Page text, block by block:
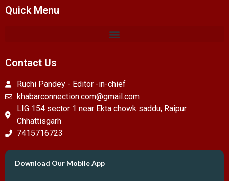
Quick Menu
Contact Us
Ruchi Pandey - Editor -in-chief
khabarconnection.com@gmail.com
LIG 154 sector 1 near Ekta chowk saddu, Raipur
Chhattisgarh
7415716723
Download Our Mobile App